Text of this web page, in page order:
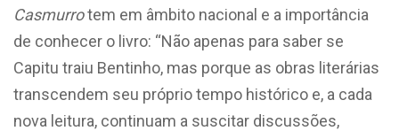
Casmurrotem em âmbito nacional e a importância
de conhecer o livro: “Não apenas para saber se
Capitu traiu Bentinho, mas porque as obras literárias
transcendem seu próprio tempo histórico e, a cada
nova leitura, continuam a suscitar discussões,